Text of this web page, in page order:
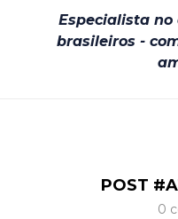
Especialista no
brasileiros -
POST
0